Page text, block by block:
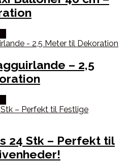
– 2,5
24 Stk – Perfekt til